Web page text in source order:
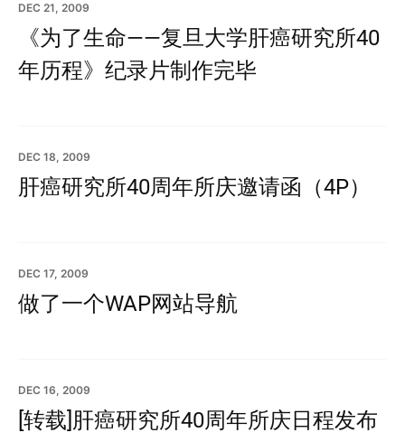
DEC 21, 2009
《为了生命——复旦大学肝癌研究所40
年历程》纪录片制作完毕
DEC 18, 2009
肝癌研究所40周年所庆邀请函（4P）
DEC 17, 2009
做了一个WAP网站导航
DEC 16, 2009
[转载]肝癌研究所40周年所庆日程发布